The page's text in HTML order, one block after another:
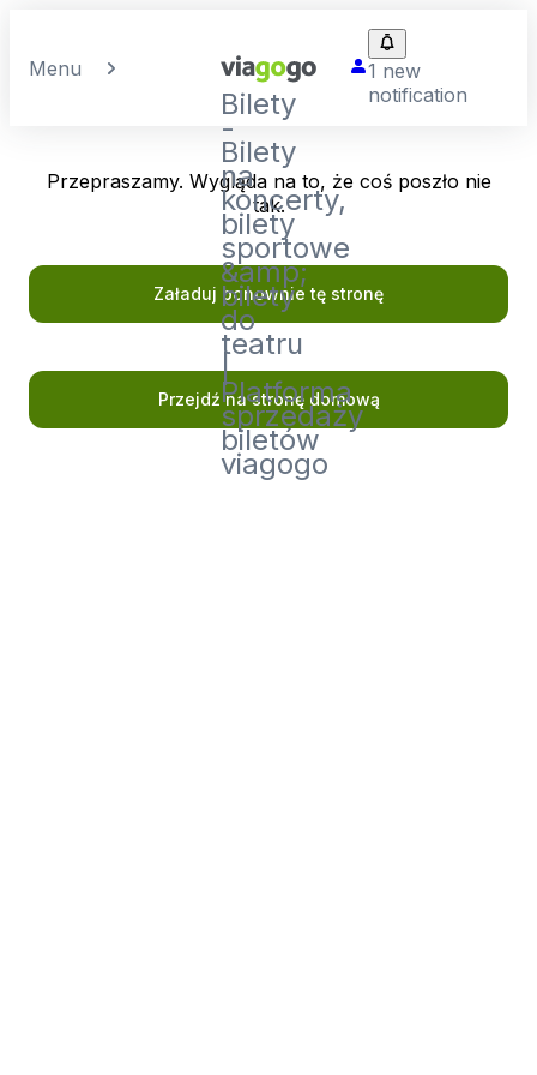
Menu
Bilety
-
Bilety
na
koncerty,
bilety
sportowe
&amp;
bilety
do
teatru
|
Platforma
sprzedaży
biletów
viagogo
1 new
notification
Przepraszamy. Wygląda na to, że coś poszło nie
tak.
Załaduj ponownie tę stronę
Przejdź na stronę domową